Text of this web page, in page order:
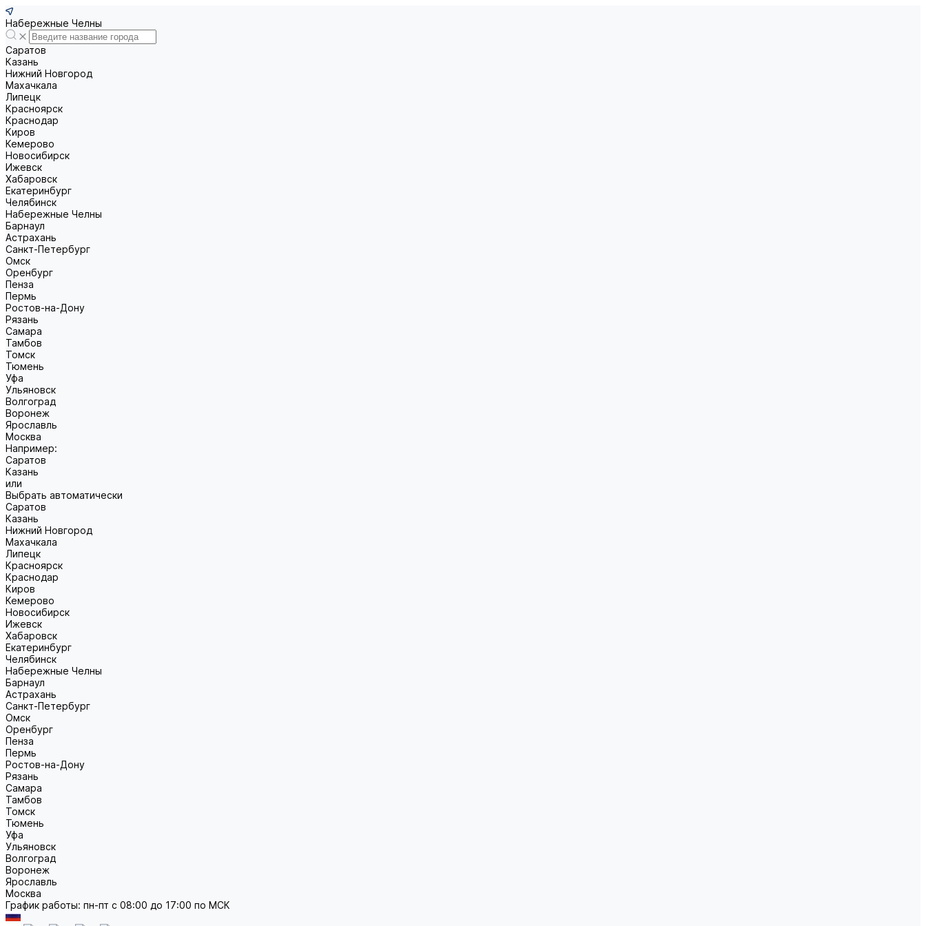
Набережные Челны
Саратов
Казань
Нижний Новгород
Махачкала
Липецк
Красноярск
Краснодар
Киров
Кемерово
Новосибирск
Ижевск
Хабаровск
Екатеринбург
Челябинск
Набережные Челны
Барнаул
Астрахань
Санкт-Петербург
Омск
Оренбург
Пенза
Пермь
Ростов-на-Дону
Рязань
Самара
Тамбов
Томск
Тюмень
Уфа
Ульяновск
Волгоград
Воронеж
Ярославль
Москва
Например:
Саратов
Казань
или
Выбрать автоматически
Саратов
Казань
Нижний Новгород
Махачкала
Липецк
Красноярск
Краснодар
Киров
Кемерово
Новосибирск
Ижевск
Хабаровск
Екатеринбург
Челябинск
Набережные Челны
Барнаул
Астрахань
Санкт-Петербург
Омск
Оренбург
Пенза
Пермь
Ростов-на-Дону
Рязань
Самара
Тамбов
Томск
Тюмень
Уфа
Ульяновск
Волгоград
Воронеж
Ярославль
Москва
График работы: пн-пт с 08:00 до 17:00 по МСК